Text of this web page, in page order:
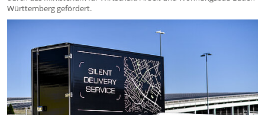
Württemberg gefördert.